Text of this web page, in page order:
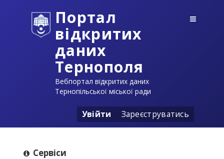
Портал
відкритих
даних
Тернополя
Вебпортал відкритих даних
Тернопільської міської ради
Увійти Зареєструватись
Сервіси